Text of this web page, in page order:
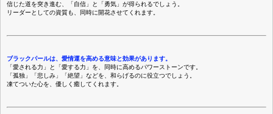
信じた道を突き進む、「自信」と「勇気」が得られるでしょう。
リーダーとしての資質も、同時に開花させてくれます。
ブラックパールは、愛情運を高める意味と効果があります。
「愛される力」と「愛する力」を、同時に高めるパワーストーンです。
「孤独」「悲しみ」「絶望」などを、和らげるのに役立つでしょう。
凍てついた心を、優しく癒してくれます。